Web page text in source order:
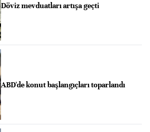
Döviz mevduatları artışa geçti
ABD'de konut başlangıçları toparlandı